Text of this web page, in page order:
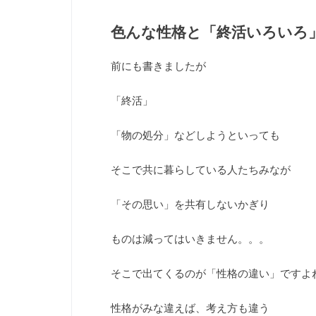
色んな性格と「終活いろいろ
前にも書きましたが
「終活」
「物の処分」などしようといっても
そこで共に暮らしている人たちみなが
「その思い」を共有しないかぎり
ものは減ってはいきません。。。
そこで出てくるのが「性格の違い」ですよ
性格がみな違えば、考え方も違う